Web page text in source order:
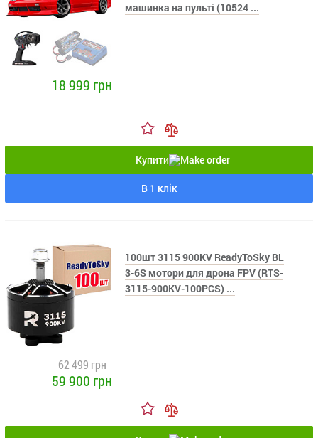
машинка на пульті (10524 ...
18 999 грн
Купити
В 1 клік
100шт 3115 900KV ReadyToSky BL
3-6S мотори для дрона FPV (RTS-
3115-900KV-100PCS) ...
62 499 грн
59 900 грн